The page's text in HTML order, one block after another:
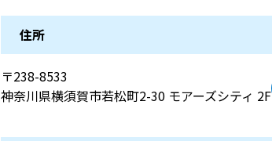
住所
〒238-8533
神奈川県横須賀市若松町2-30 モアーズシティ 2F